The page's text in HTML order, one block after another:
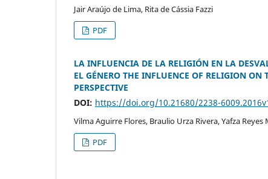
Jair Araújo de Lima, Rita de Cássia Fazzi
PDF
LA INFLUENCIA DE LA RELIGIÓN EN LA
EL GÉNERO THE INFLUENCE OF RELIGION
PERSPECTIVE
DOI: https://doi.org/10.21680/2238-
Vilma Aguirre Flores, Braulio Urza Rivera, Yafza
PDF